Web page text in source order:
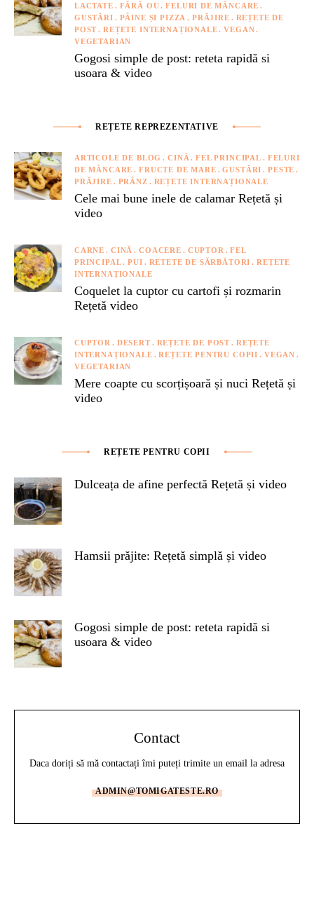
LACTATE
FĂRĂ OU
FELURI DE MÂNCARE
GUSTĂRI
PÂINE ȘI PIZZA PRĂJIRE
REȚETE DE
POST
REȚETE INTERNAȚIONALE
VEGAN
VEGETARIAN
Gogosi simple de post: reteta rapidă si
usoara & video
REȚETE REPREZENTATIVE
ARTICOLE DE BLOG CINĂ FEL PRINCIPAL
FELURI
DE MÂNCARE
FRUCTE DE MARE GUSTĂRI
PESTE
PRĂJIRE
PRÂNZ REȚETE INTERNAȚIONALE
Cele mai bune inele de calamar Rețetă și
video
CARNE CINĂ COACERE CUPTOR
FEL
PRINCIPAL
PUI RETETE DE SĂRBĂTORI
REȚETE
INTERNAȚIONALE
Coquelet la cuptor cu cartofi și rozmarin
Rețetă video
CUPTOR DESERT REȚETE DE POST
REȚETE
INTERNAȚIONALE
REȚETE PENTRU COPII
VEGAN
VEGETARIAN
Mere coapte cu scorțișoară și nuci Rețetă și
video
REȚETE PENTRU COPII
Dulceața de afine perfectă Rețetă și video
Hamsii prăjite: Rețetă simplă și video
Gogosi simple de post: reteta rapidă si
usoara & video
Contact
Daca doriți să mă contactați îmi puteți trimite un email la adresa
ADMIN@TOMIGATESTE.RO